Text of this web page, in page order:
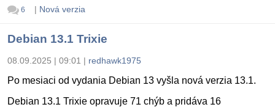
6 | Nová verzia
Debian 13.1 Trixie
08.09.2025 | 09:01 | redhawk1975
Po mesiaci od vydania Debian 13 vyšla nová verzia 13.1.
Debian 13.1 Trixie opravuje 71 chýb a pridáva 16